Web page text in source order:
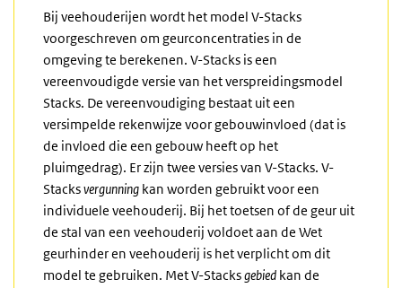
Bij veehouderijen wordt het model V-Stacks
voorgeschreven om geurconcentraties in de
omgeving te berekenen. V-Stacks is een
vereenvoudigde versie van het verspreidingsmodel
Stacks. De vereenvoudiging bestaat uit een
versimpelde rekenwijze voor gebouwinvloed (dat is
de invloed die een gebouw heeft op het
pluimgedrag). Er zijn twee versies van V-Stacks. V-
Stacksvergunning kan worden gebruikt voor een
individuele veehouderij. Bij het toetsen of de geur uit
de stal van een veehouderij voldoet aan de Wet
geurhinder en veehouderij is het verplicht om dit
model te gebruiken. Met V-Stacksgebied kan de